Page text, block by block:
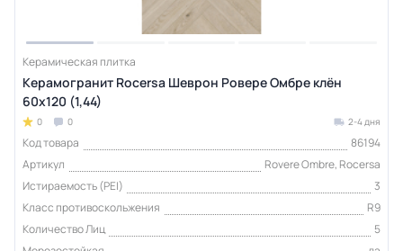
Керамическая плитка
Керамогранит Rocersa Шеврон Ровере Омбре клён
60x120 (1,44)
0 0 2-4 дня
Код товара
86194
Артикул
Rovere Ombre, Rocersa
Истираемость (PEI)
3
Класс противоскольжения
R9
Количество Лиц
5